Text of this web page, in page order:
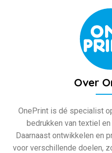
Over
OnePrint is dé specialist
bedrukken van textiel
Daarnaast ontwikkelen en
voor verschillende doelen,